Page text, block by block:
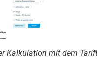
Kal­ku­la­ti­on mit dem